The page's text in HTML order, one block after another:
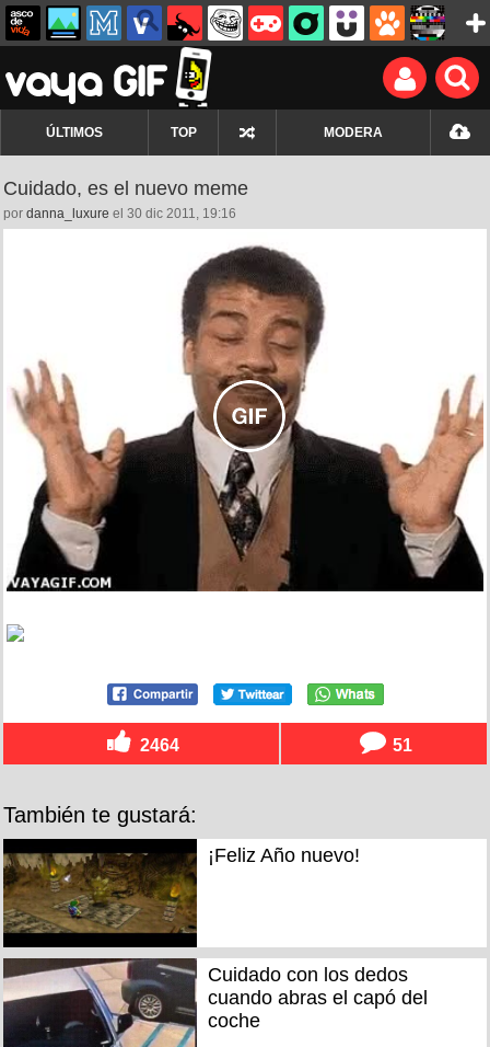
ÚLTIMOS TOP MODERA
Cuidado, es el nuevo meme
por danna_luxure el 30 dic 2011, 19:16
2464 51
También te gustará:
¡Feliz Año nuevo!
Cuidado con los dedos
cuando abras el capó del
coche